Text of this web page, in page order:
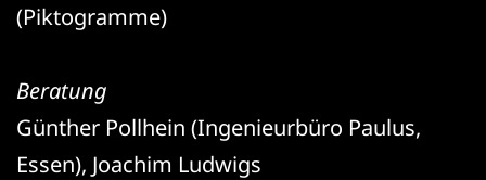
(Piktogramme)
Beratung
Günther Pollhein (Ingenieurbüro Paulus,
Essen), Joachim Ludwigs